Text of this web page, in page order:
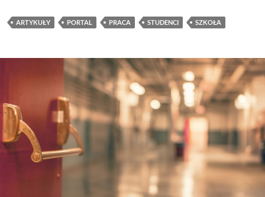
ARTYKUŁY PORTAL PRACA STUDENCI SZKOŁA